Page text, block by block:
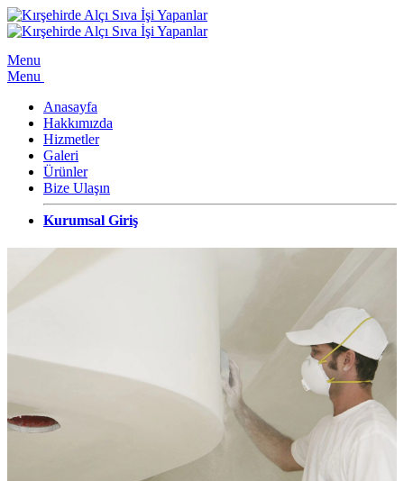
Menu
Menu
Anasayfa
Hakkımızda
Hizmetler
Galeri
Ürünler
Bize Ulaşın
Kurumsal Giriş